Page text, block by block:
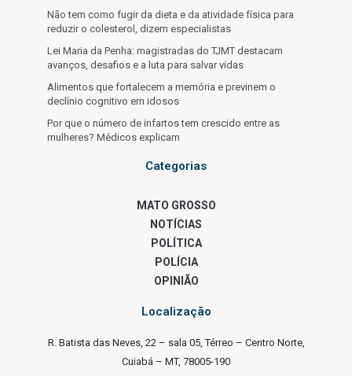
Não tem como fugir da dieta e da atividade física para
reduzir o colesterol, dizem especialistas
Lei Maria da Penha: magistradas do TJMT destacam
avanços, desafios e a luta para salvar vidas
Alimentos que fortalecem a memória e previnem o
declínio cognitivo em idosos
Por que o número de infartos tem crescido entre as
mulheres? Médicos explicam
Categorias
MATO GROSSO
NOTÍCIAS
POLÍTICA
POLÍCIA
OPINIÃO
Localização
R. Batista das Neves, 22 – sala 05, Térreo – Centro Norte,
Cuiabá – MT, 78005-190